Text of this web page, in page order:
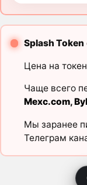
Splash Token
Цена на токен
Чаще всего
Mexc.com,
Мы заранее
Телеграм